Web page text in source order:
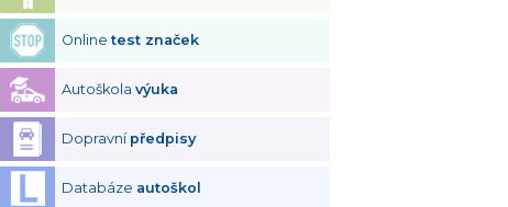
Onlinetest značek
Autoškolavýuka
Dopravní předpisy
Databáze autoškol